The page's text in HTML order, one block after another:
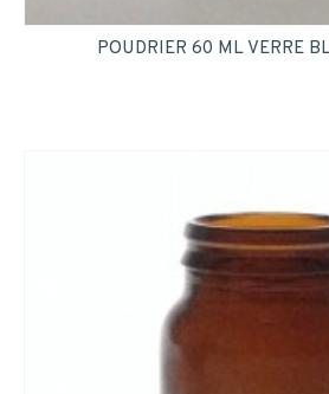
POUDRIER 60 ML VERRE